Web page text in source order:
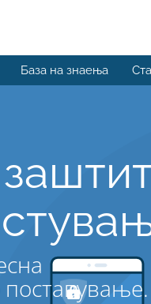
База на знаења